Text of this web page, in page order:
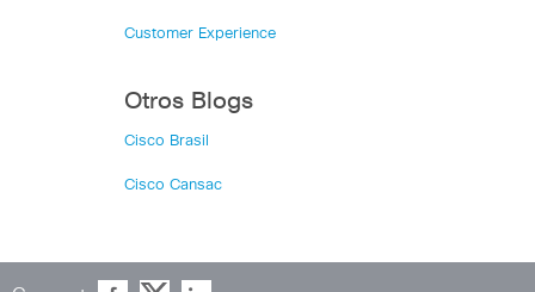
Customer Experience
Otros Blogs
Cisco Brasil
Cisco Cansac